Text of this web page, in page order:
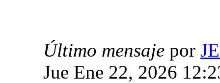
Último mensaje por
Jue Ene 22, 2026